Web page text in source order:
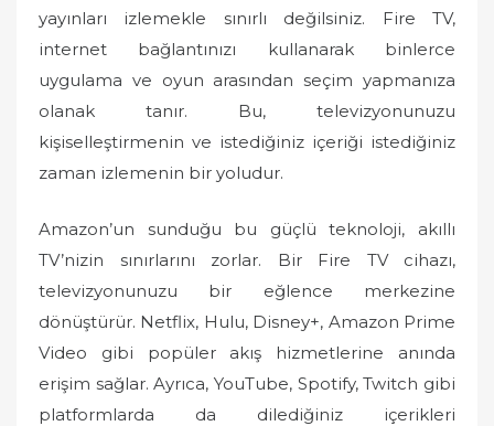
yayınları izlemekle sınırlı değilsiniz. Fire TV,
internet bağlantınızı kullanarak binlerce
uygulama ve oyun arasından seçim yapmanıza
olanak tanır. Bu, televizyonunuzu
kişiselleştirmenin ve istediğiniz içeriği istediğiniz
zaman izlemenin bir yoludur.
Amazon’un sunduğu bu güçlü teknoloji, akıllı
TV’nizin sınırlarını zorlar. Bir Fire TV cihazı,
televizyonunuzu bir eğlence merkezine
dönüştürür. Netflix, Hulu, Disney+, Amazon Prime
Video gibi popüler akış hizmetlerine anında
erişim sağlar. Ayrıca, YouTube, Spotify, Twitch gibi
platformlarda da dilediğiniz içerikleri